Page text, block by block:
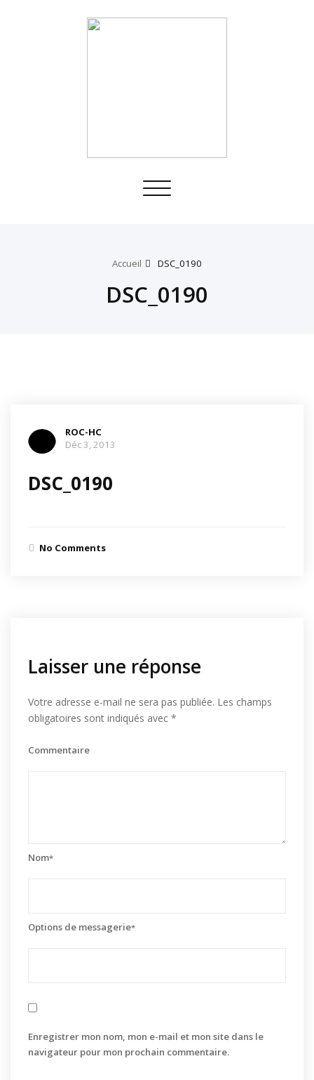
Toggle
Accueil DSC_0190
DSC_0190
ROC-HC
Déc 3, 2013
DSC_0190
No Comments
Laisser une réponse
Votre adresse e-mail ne sera pas publiée. Les champs
obligatoires sont indiqués avec *
Commentaire
Nom*
Options de messagerie*
Enregistrer mon nom, mon e-mail et mon site dans le
navigateur pour mon prochain commentaire.